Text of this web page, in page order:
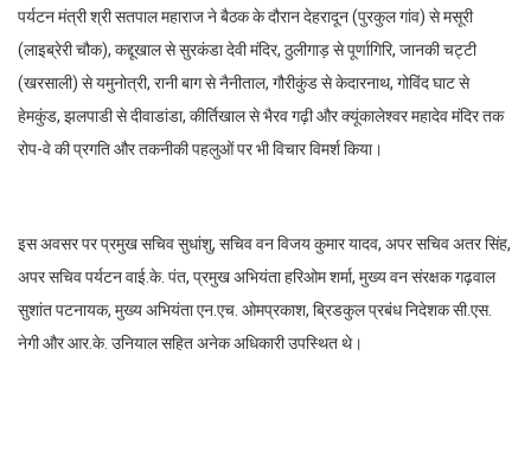
पर्यटन मंत्री श्री सतपाल महाराज ने बैठक के दौरान देहरादून (पुरकुल गांव) से मसूरी
(लाइब्रेरी चौक), कद्दूखाल से सुरकंडा देवी मंदिर, ठुलीगाड़ से पूर्णागिरि, जानकी चट्टी
(खरसाली) से यमुनोत्री, रानी बाग से नैनीताल, गौरीकुंड से केदारनाथ, गोविंद घाट से
हेमकुंड, झलपाडी से दीवाडांडा, कीर्तिखाल से भैरव गढ़ी और क्यूंकालेश्वर महादेव मंदिर तक
रोप-वे की प्रगति और तकनीकी पहलुओं पर भी विचार विमर्श किया।
इस अवसर पर प्रमुख सचिव सुधांशु, सचिव वन विजय कुमार यादव, अपर सचिव अतर सिंह,
अपर सचिव पर्यटन वाई.के. पंत, प्रमुख अभियंता हरिओम शर्मा, मुख्य वन संरक्षक गढ़वाल
सुशांत पटनायक, मुख्य अभियंता एन.एच. ओमप्रकाश, ब्रिडकुल प्रबंध निदेशक सी.एस.
नेगी और आर.के. उनियाल सहित अनेक अधिकारी उपस्थित थे।